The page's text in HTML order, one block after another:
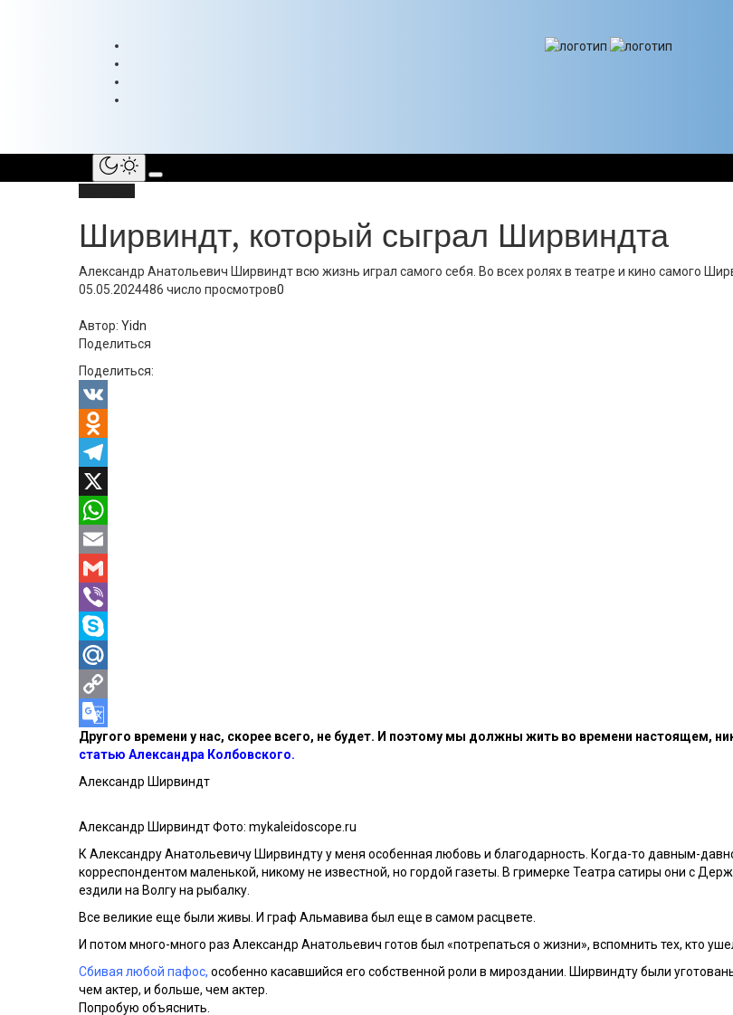
Ширвиндт, который сыграл Ширвиндта
Александр Анатольевич Ширвиндт всю жизнь играл самого себя. Во всех ролях в театре и кино самого
05.05.2024486 число просмотров0
Автор: Yidn
Поделиться
Поделиться:
VK
Odnoklassniki
Telegram
X
WhatsApp
Email
Gmail
Viber
Skype
Mail.Ru
Copy
Link
Google
Другого времени у нас, скорее всего, не будет. И поэтому мы должны жить во времени настоящем,
статью Александра Колбовского.
Александр Ширвиндт
Александр Ширвиндт Фото: mykaleidoscope.ru
К Александру Анатольевичу Ширвиндту у меня особенная любовь и благодарность. Когда-то давным-
корреспондентом маленькой, никому не известной, но гордой газеты. В гримерке Театра сатиры они с
ездили на Волгу на рыбалку.
Все великие еще были живы. И граф Альмавива был еще в самом расцвете.
И потом много-много раз Александр Анатольевич готов был «потрепаться о жизни», вспомнить тех, кто
Сбивая любой пафос, особенно касавшийся его собственной роли в мироздании. Ширвиндту были
чем актер, и больше, чем актер.
Попробую объяснить.